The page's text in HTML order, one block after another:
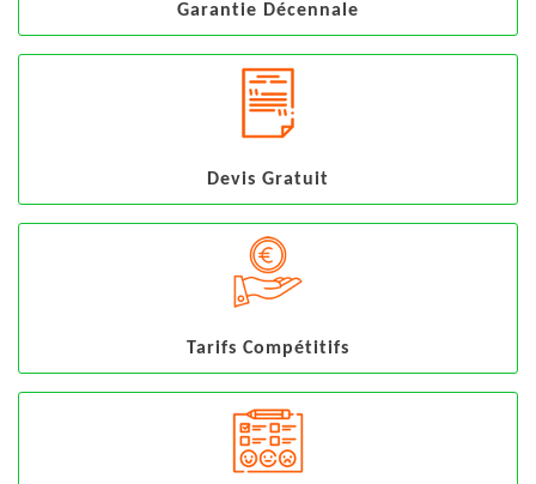
Garantie Décennale
Devis Gratuit
Tarifs Compétitifs